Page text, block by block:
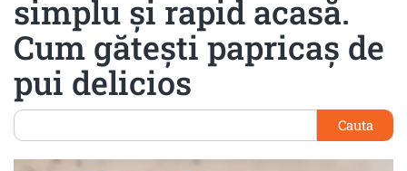
simplu și rapid acasă.
Cum gătești papricaș de
pui delicios
Cauta